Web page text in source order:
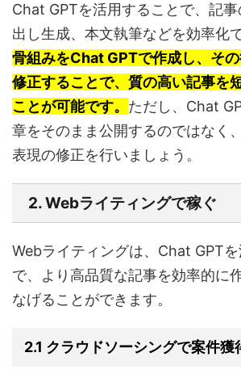
Chat GPTを活用することで、記
出し生成、本文執筆などを効率化
骨組みをChat GPTで作成し、そ
修正することで、質の高い記事を
ことが可能です。 ただし、Chat
章をそのまま公開するのではなく
表現の修正を行いましょう。
2. Webライティングで稼ぐ
Webライティングは、Chat GPTを
で、より高品質な記事を効率的に
なげることができます。
2.1 クラウドソーシングで案件獲